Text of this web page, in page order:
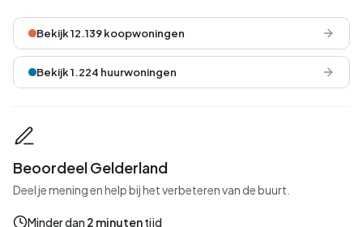
Bekijk 12.139 koopwoningen
Bekijk 1.224 huurwoningen
Beoordeel Gelderland
Deel je mening en help bij het verbeteren van de buurt.
Minder dan 2 minutentijd